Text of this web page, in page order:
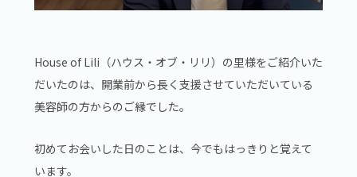
House of Lili（ハウス・オブ・リリ）の里様をご紹介いた
だいたのは、開業前から長く支援させていただいている
美容師の方からのご縁でした。
初めてお会いした日のことは、今でもはっきりと覚えて
います。